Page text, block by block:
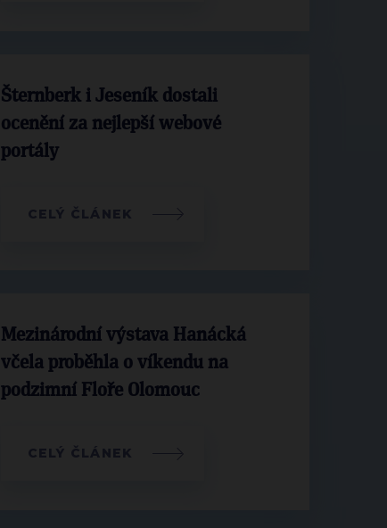
Šternberk i Jeseník dostali
ocenění za nejlepší webové
portály
CELÝ ČLÁNEK
Mezinárodní výstava Hanácká
včela proběhla o víkendu na
podzimní Floře Olomouc
CELÝ ČLÁNEK